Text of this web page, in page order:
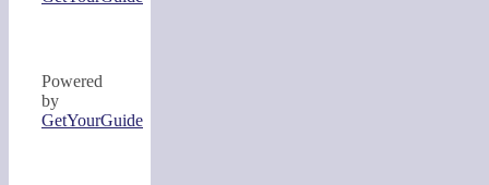
Powered
by
GetYourGuide